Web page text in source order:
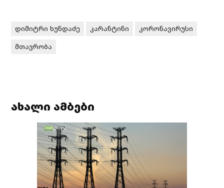
დიმიტრი ხუნდაძე კარანტინი
კორონავირუსი
მთავრობა
ახალი ამბები